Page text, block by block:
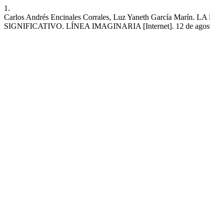
1.
Carlos Andrés Encinales Corrales, Luz Yaneth García
SIGNIFICATIVO. LÍNEA IMAGINARIA [Internet]. 12 de